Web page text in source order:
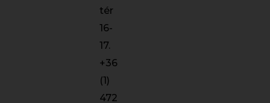
tér
16-
17.
+36
(1)
472